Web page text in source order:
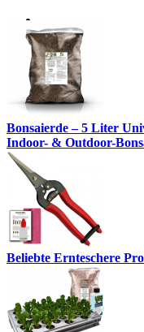
Bonsaierde – 5 Liter
Indoor- & Outdoor-
Beliebte Ernteschere